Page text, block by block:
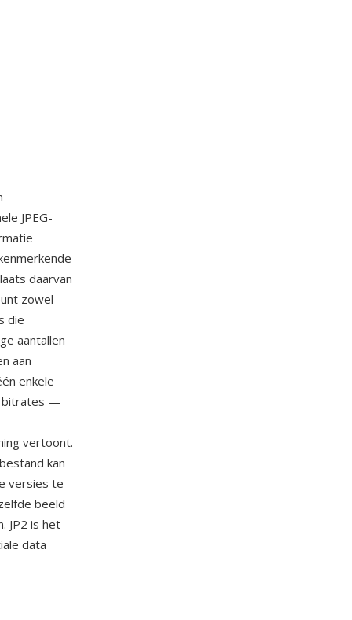
JPEG-
daarvan
zowel
die
aantallen
aan
enkele
bitrates —
vertoont.
kan
versies te
beeld
JP2 is het
data